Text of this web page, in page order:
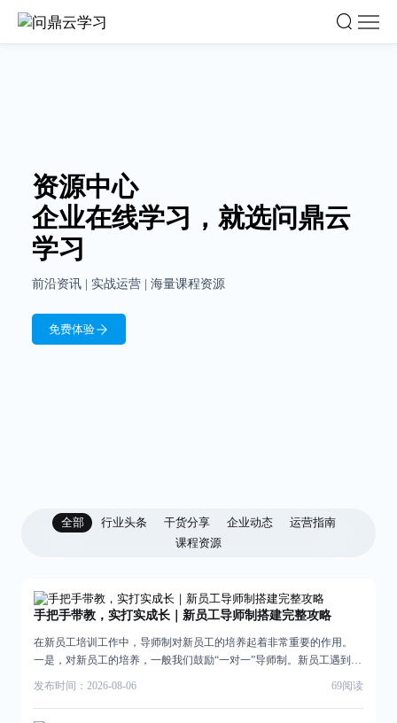
资源中心
企业在线学习，就选问鼎云
学习
前沿资讯 | 实战运营 | 海量课程资源
免费体验
全部 行业头条 干货分享 企业动态
运营指南
课程资源
手把手带教，实打实成长｜新员工导师制搭建完整攻略
在新员工培训工作中，导师制对新员工的培养起着非常重要的作用。
一是，对新员工的培养，一般我们鼓励“一对一”导师制。新员工遇到不
员工在工作中遇到的各种个性化的问题。有靠谱的导师在前面带路，
可以帮助新员工在工作中越来越得心应手。 二是，导师制讲求言传身
发布时间：2026-08-06 69阅读